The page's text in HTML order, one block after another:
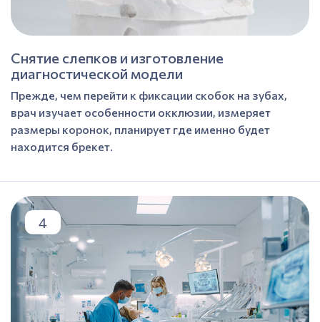
Снятие слепков и изготовление
диагностической модели
Прежде, чем перейти к фиксации скобок на зубах,
врач изучает особенности окклюзии, измеряет
размеры коронок, планирует где именно будет
находится брекет.
4